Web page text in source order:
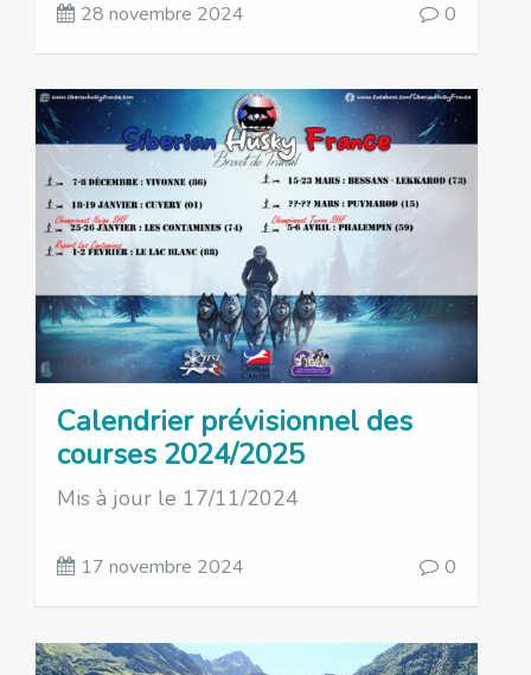
28 novembre 2024 0
Calendrier prévisionnel des
courses 2024/2025
Mis à jour le 17/11/2024
17 novembre 2024 0